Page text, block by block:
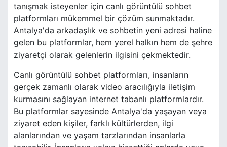
tanışmak isteyenler için canlı görüntülü sohbet
platformları mükemmel bir çözüm sunmaktadır.
Antalya'da arkadaşlık ve sohbetin yeni adresi haline
gelen bu platformlar, hem yerel halkın hem de şehre
ziyaretçi olarak gelenlerin ilgisini çekmektedir.
Canlı görüntülü sohbet platformları, insanların
gerçek zamanlı olarak video aracılığıyla iletişim
kurmasını sağlayan internet tabanlı platformlardır.
Bu platformlar sayesinde Antalya'da yaşayan veya
ziyaret eden kişiler, farklı kültürlerden, ilgi
alanlarından ve yaşam tarzlarından insanlarla